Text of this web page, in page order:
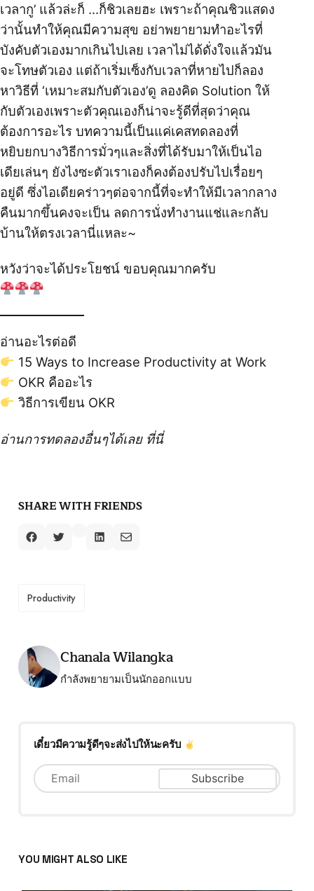
เวลากู’ แล้วล่ะก็ …ก็ชิวเลยฮะ เพราะถ้าคุณชิวแสดง
ว่านั้นทำให้คุณมีความสุข อย่าพยายามทำอะไรที่
บังคับตัวเองมากเกินไปเลย เวลาไม่ได้ดั่งใจแล้วมัน
จะโทษตัวเอง แต่ถ้าเริ่มเซ็งกับเวลาที่หายไปก็ลอง
หาวิธีที่ ‘เหมาะสมกับตัวเอง’ดู ลองคิด Solution ให้
กับตัวเองเพราะตัวคุณเองก็น่าจะรู้ดีที่สุดว่าคุณ
ต้องการอะไร บทความนี้เป็นแค่เคสทดลองที่
หยิบยกบางวิธีการมั่วๆและสิ่งที่ได้รับมาให้เป็นไอ
เดียเล่นๆ ยังไงซะตัวเราเองก็คงต้องปรับไปเรื่อยๆ
อยู่ดี ซึ่งไอเดียคร่าวๆต่อจากนี้ที่จะทำให้มีเวลากลาง
คืนมากขึ้นคงจะเป็น ลดการนั่งทำงานแช่และกลับ
บ้านให้ตรงเวลานี่แหละ~
หวังว่าจะได้ประโยชน์ ขอบคุณมากครับ
อ่านอะไรต่อดี
15 Ways to Increase Productivity at Work
OKR คืออะไร
วิธีการเขียน OKR
อ่านการทดลองอื่นๆได้เลย ที่นี่
SHARE WITH FRIENDS
TAGS
Productivity
Posted by
Chanala Wilangka
กำลังพยายามเป็นนักออกแบบ
เดี๋ยวมีความรู้ดีๆจะส่งไปให้นะครับ
YOU MIGHT ALSO LIKE